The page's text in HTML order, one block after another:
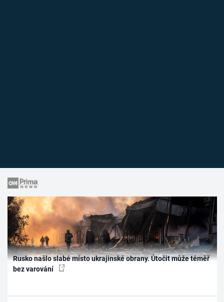
Rusko našlo slabé místo ukrajinské obrany. Útočit může téměř
bez varování